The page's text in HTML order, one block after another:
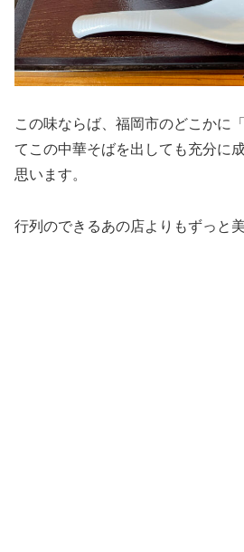
この味ならば、福岡市のどこかに
てこの中華そばを出しても充分に
思います。
行列のできるあの店よりもずっと